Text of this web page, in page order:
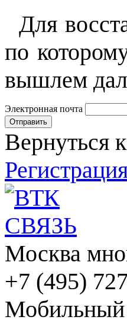
Для
по
вышлем
Электронная почта
Вернуться
Москва
+7 (495)
Мобильный